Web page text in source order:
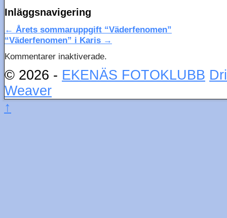
Inläggsnavigering
← Årets sommaruppgift “Väderfenomen”
“Väderfenomen” i Karis →
Kommentarer inaktiverade.
© 2026 - EKENÄS FOTOKLUBB
Weaver
↑